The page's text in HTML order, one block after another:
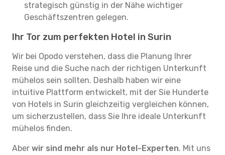
strategisch günstig in der Nähe wichtiger
Geschäftszentren gelegen.
Ihr Tor zum perfekten Hotel in Surin
Wir bei Opodo verstehen, dass die Planung Ihrer
Reise und die Suche nach der richtigen Unterkunft
mühelos sein sollten. Deshalb haben wir eine
intuitive Plattform entwickelt, mit der Sie Hunderte
von Hotels in Surin gleichzeitig vergleichen können,
um sicherzustellen, dass Sie Ihre ideale Unterkunft
mühelos finden.
Aber wir sind mehr als nur Hotel-Experten. Mit uns